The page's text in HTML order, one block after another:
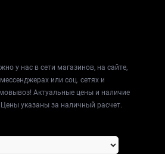
у нас в сети магазинов, на сайте,
или соц. сетях и
Актуальные цены и наличие
указаны за наличный расчет.